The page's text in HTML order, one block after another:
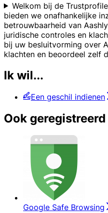
Welkom bij de
bieden we onafhankelijke
betrouwbaarheid van
juridische controles en
bij uw besluitvorming over
klachten en beoordeel zelf
Ik wil...
Een geschil indienen
Ook
Google Safe Browsing